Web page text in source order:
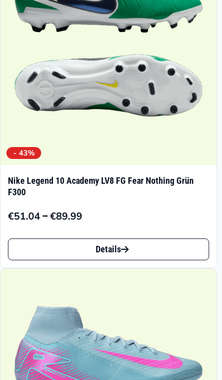
- 43%
Nike Legend 10 Academy LV8 FG Fear Nothing Grün
F300
€51.04–€89.99
Preisspanne:
€89.99
Dieses
Produkt
Varianten
Die
Optionen
Details